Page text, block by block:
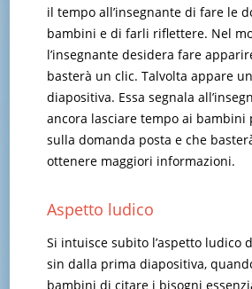
il tempo all’insegnante di fare le
bambini e di farli riflettere. Nel
l’insegnante desidera fare
basterà un clic. Talvolta appare
diapositiva. Essa segnala
ancora lasciare tempo ai
sulla domanda posta e che
ottenere maggiori informazioni.
Aspetto ludico
Si intuisce subito l’aspetto ludico
sin dalla prima diapositiva,
bambini di citare i bisogni